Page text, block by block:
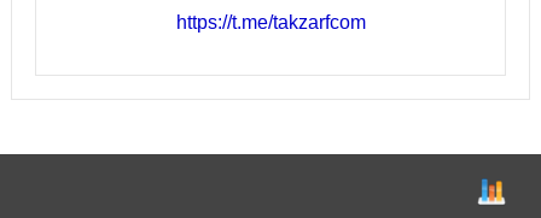
https://t.me/takzarfcom